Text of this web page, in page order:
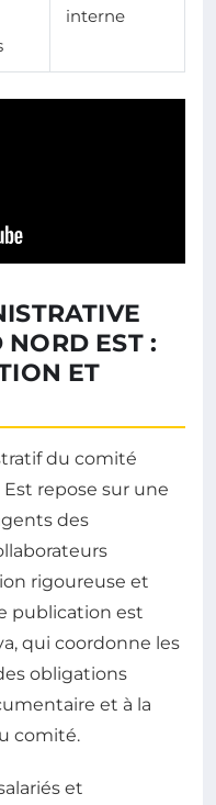
interne
NORD EST :
ET
du comité
Est repose sur une
des
rigoureuse et
publication est
qui coordonne les
obligations
et à la
comité.
et